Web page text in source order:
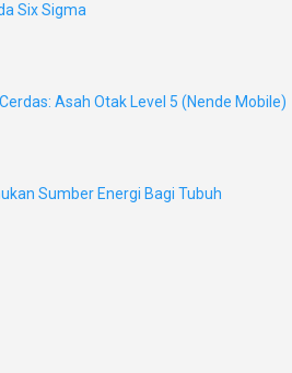
Six Sigma
Asah Otak Level 5 (Nende Mobile)
Sumber Energi Bagi Tubuh